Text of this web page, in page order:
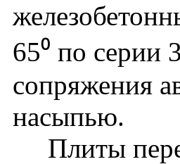
65⁰ по серии
сопряжения
насыпью.
Плиты